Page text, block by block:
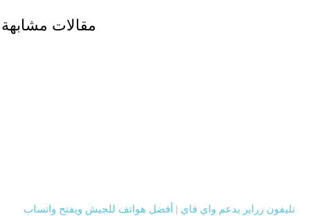
مقالات مشابهة
تليفون زراير يدعم واي فاي | أفضل هواتف للجيش ويفتح واتساب